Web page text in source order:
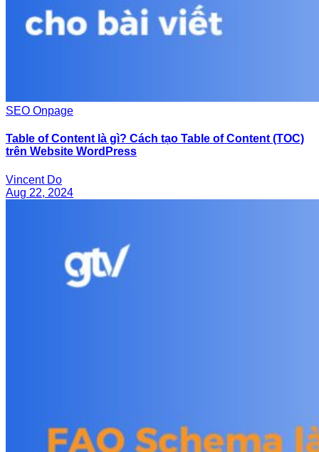
SEO Onpage
Table of Content là gì? Cách tạo Table of Content (TOC)
trên Website WordPress
Vincent Do
Aug 22, 2024